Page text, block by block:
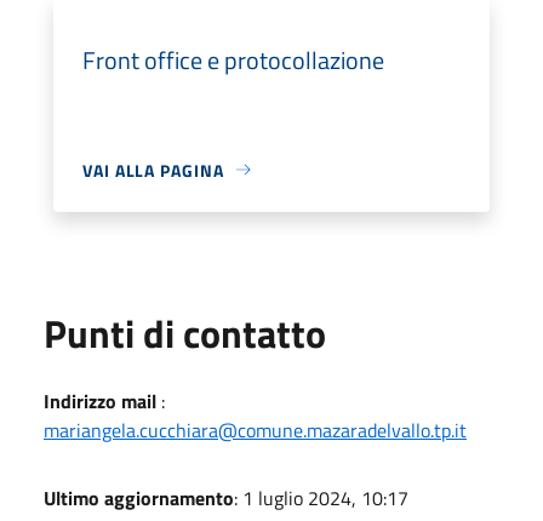
Front office e protocollazione
VAI ALLA PAGINA
Punti di contatto
Indirizzo mail :
mariangela.cucchiara@comune.mazaradelvallo.tp.it
Ultimo aggiornamento: 1 luglio 2024, 10:17